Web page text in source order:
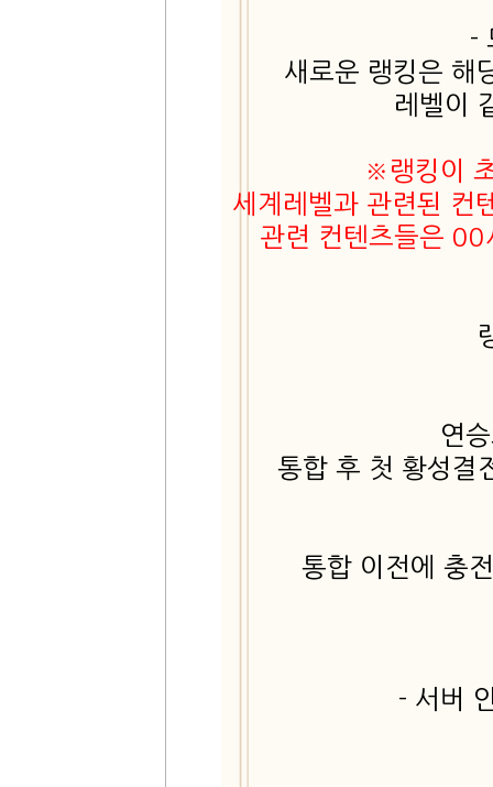
-
새로운 랭킹은 해
레벨이
※랭킹이
세계레벨과 관련된 컨
관련 컨텐츠들은 00
연
통합 후 첫 황성결
통합 이전에 충
- 서버